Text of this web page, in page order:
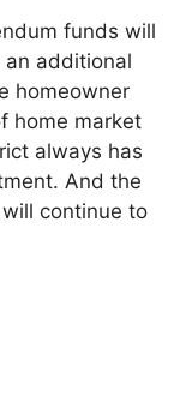
funds will
additional
homeowner
home market
always has
And the
continue to